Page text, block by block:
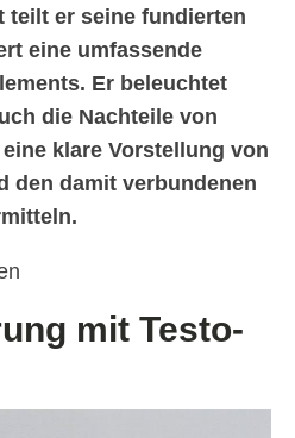
teilt er seine fundierten
eine umfassende
Er beleuchtet
die Nachteile von
klare Vorstellung von
den damit verbundenen
mit Testo-